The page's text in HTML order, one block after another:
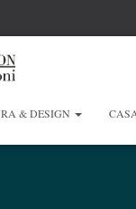
& DESIGN